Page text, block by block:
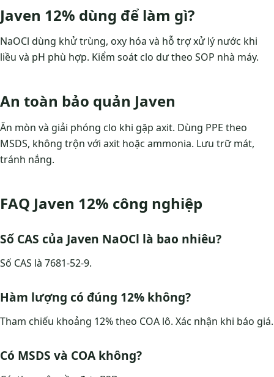
Javen 12% dùng để làm gì?
NaOCl dùng khử trùng, oxy hóa và hỗ trợ xử lý nước khi
liều và pH phù hợp. Kiểm soát clo dư theo SOP nhà máy.
An toàn bảo quản Javen
Ăn mòn và giải phóng clo khi gặp axit. Dùng PPE theo
MSDS, không trộn với axit hoặc ammonia. Lưu trữ mát,
tránh nắng.
FAQ Javen 12% công nghiệp
Số CAS của Javen NaOCl là bao nhiêu?
Số CAS là 7681-52-9.
Hàm lượng có đúng 12% không?
Tham chiếu khoảng 12% theo COA lô. Xác nhận khi báo giá.
Có MSDS và COA không?